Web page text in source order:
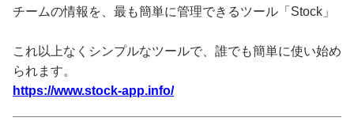
チームの情報を、最も簡単に管理できるツール「Stock」
これ以上なくシンプルなツールで、誰でも簡単に使い始め
られます。
https://www.stock-app.info/